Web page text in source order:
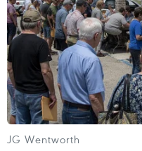
bố, bởi kẻ tấn công
được điều trị về trầm
JG Wentworth